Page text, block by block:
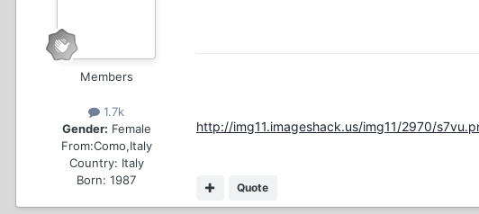
Members
1.7k
Gender: Female
From:Como,Italy
Country: Italy
Born: 1987
Quote
http://img11.imageshack.us/img11/2970/